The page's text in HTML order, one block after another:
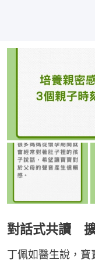
對話式共讀
丁佩如醫生說，寶